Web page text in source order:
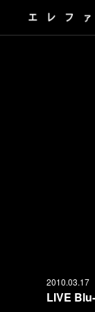
2010.03.17
LIVE